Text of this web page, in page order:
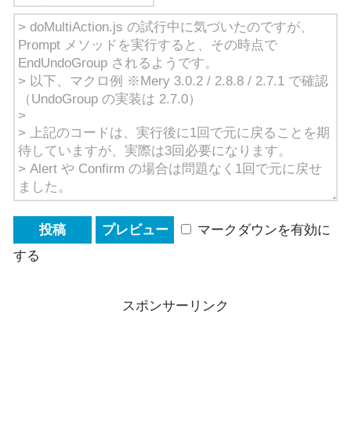
マークダウンを有効に
する
スポンサーリンク